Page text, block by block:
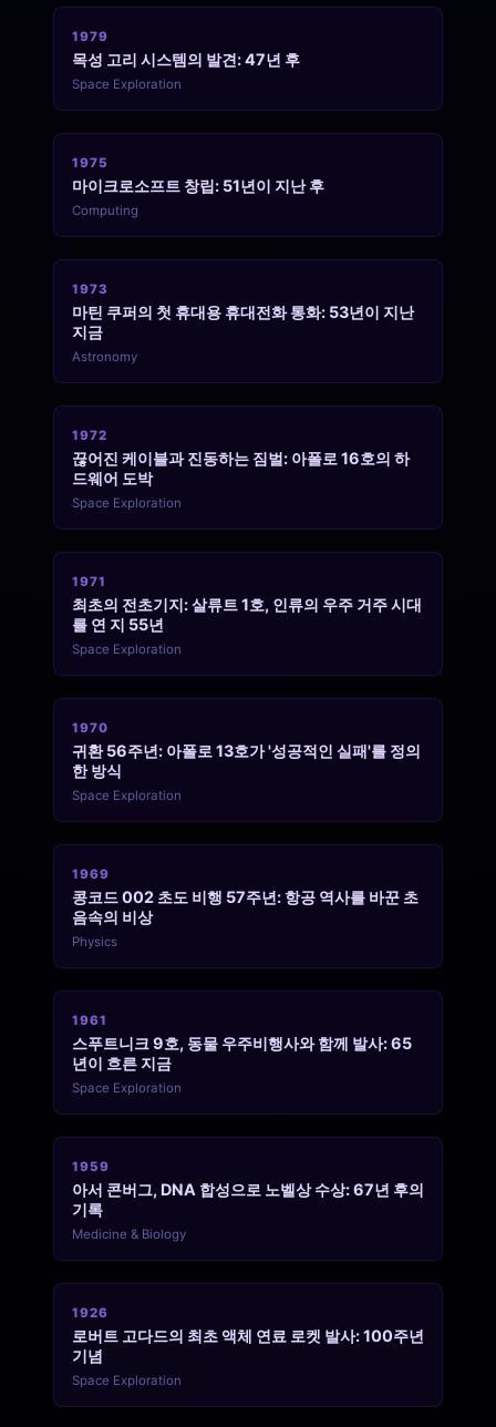
1979
목성 고리 시스템의 발견: 47년 후
Space Exploration
1975
마이크로소프트 창립: 51년이 지난 후
Computing
1973
마틴 쿠퍼의 첫 휴대용 휴대전화 통화: 53년이 지난
지금
Astronomy
1972
끊어진 케이블과 진동하는 짐벌: 아폴로 16호의 하
드웨어 도박
Space Exploration
1971
최초의 전초기지: 살류트 1호, 인류의 우주 거주 시대
를 연 지 55년
Space Exploration
1970
귀환 56주년: 아폴로 13호가 '성공적인 실패'를 정의
한 방식
Space Exploration
1969
콩코드 002 초도 비행 57주년: 항공 역사를 바꾼 초
음속의 비상
Physics
1961
스푸트니크 9호, 동물 우주비행사와 함께 발사: 65
년이 흐른 지금
Space Exploration
1959
아서 콘버그, DNA 합성으로 노벨상 수상: 67년 후의
기록
Medicine & Biology
1926
로버트 고다드의 최초 액체 연료 로켓 발사: 100주년
기념
Space Exploration